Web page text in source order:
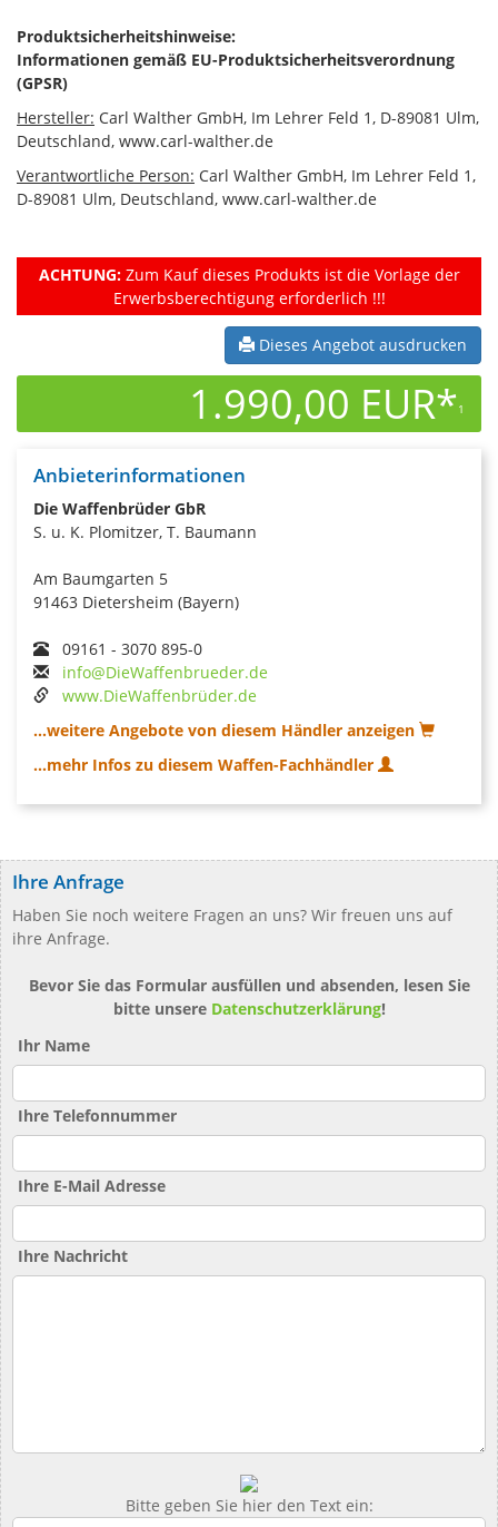
Produktsicherheitshinweise:
Informationen gemäß EU-Produktsicherheitsverordnung
(GPSR)
Hersteller: Carl Walther GmbH, Im Lehrer Feld 1, D-89081 Ulm,
Deutschland, www.carl-walther.de
Verantwortliche Person: Carl Walther GmbH, Im Lehrer Feld 1,
D-89081 Ulm, Deutschland, www.carl-walther.de
ACHTUNG:Zum Kauf dieses Produkts ist die Vorlage der
Erwerbsberechtigung erforderlich !!!
Dieses Angebot ausdrucken
1.990,00 EUR*1
Anbieterinformationen
Die Waffenbrüder GbR
S. u. K. Plomitzer, T. Baumann
Am Baumgarten 5
91463 Dietersheim (Bayern)
09161 - 3070 895-0
info@DieWaffenbrueder.de
www.DieWaffenbrüder.de
...weitere Angebote von diesem Händler anzeigen
...mehr Infos zu diesem Waffen-Fachhändler
Ihre Anfrage
Haben Sie noch weitere Fragen an uns? Wir freuen uns auf
ihre Anfrage.
Bevor Sie das Formular ausfüllen und absenden, lesen Sie
bitte unsere Datenschutzerklärung!
Ihr Name
Ihre Telefonnummer
Ihre E-Mail Adresse
Ihre Nachricht
Bitte geben Sie hier den Text ein: